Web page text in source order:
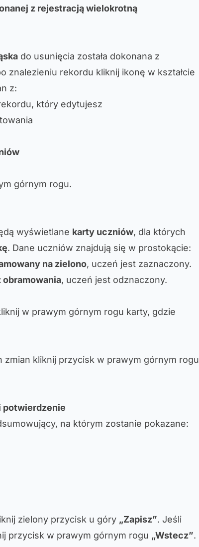
z rejestracją wielokrotną
do usunięcia została dokonana z
znalezieniu rekordu kliknij ikonę w kształcie
z:
który edytujesz
górnym rogu.
wyświetlane karty uczniów, dla których
. Dane uczniów znajdują się w prostokącie:
na zielono, uczeń jest zaznaczony.
obramowania, uczeń jest odznaczony.
w prawym górnym rogu karty, gdzie
zmian kliknij przycisk w prawym górnym rogu
potwierdzenie
na którym zostanie pokazane:
zielony przycisk u góry „Zapisz”. Jeśli
przycisk w prawym górnym rogu „Wstecz”.